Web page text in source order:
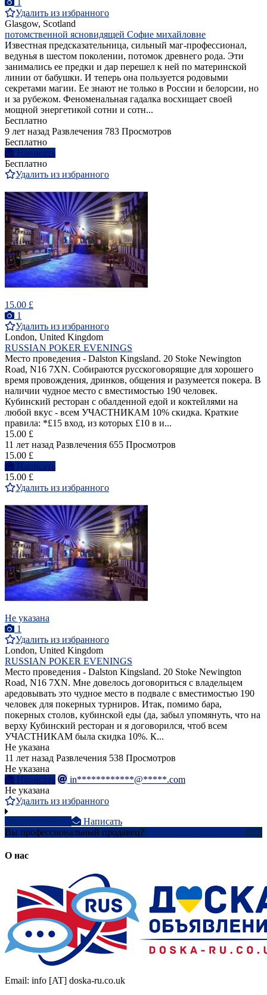
Удалить из избранного
Glasgow, Scotland
потомственной ясновидящей Софие михайловне
Известная предсказательница, сильный маг-профессионал,
ведунья в шестом поколении, потомок древнего рода. Эти
занимались ее предки и дар перешел к ней по материнской
линии от бабушки. И теперь она пользуется родовыми
секретами магии. Ее знают не только в России и белорсии, но
и за рубежом. Феноменальная гадалка восхищает своей
мощной энергетикой сотни и сотн...
Бесплатно
9 лет назад Развлечения 783 Просмотров
Бесплатно
Написать
Бесплатно
Удалить из избранного
15.00 £
1
Удалить из избранного
London, United Kingdom
RUSSIAN POKER EVENINGS
Место проведения - Dalston Kingsland. 20 Stoke Newington
Road, N16 7XN. Собираются русскоговорящие для хорошего
время провождения, дринков, общения и разумеется покера. В
наличии чудное место с вместимостью 190 чeловек.
Кубинский ресторан с обалденной едой и коктейлями на
любой вкус - всем УЧАСТНИКАМ 10% скидка. Краткие
правила: *£15 вход, из которых £10 в и...
15.00 £
11 лет назад Развлечения 655 Просмотров
15.00 £
Написать
15.00 £
Удалить из избранного
Не указана
1
Удалить из избранного
London, United Kingdom
RUSSIAN POKER EVENINGS
Место проведения - Dalston Kingsland. 20 Stoke Newington
Road, N16 7XN. Мне довелось договориться с владельцем
аредовывать это чудное место в подвале с вместимостью 190
чeловек для покерных турниров. Итак, помимо бара,
покерных столов, кубинской еды (да, забыл упомянуть, что на
верху Кубинский ресторан и я договорился, чтоб всем
УЧАСТНИКАМ была скидка 10%. К...
Не указана
11 лет назад Развлечения 538 Просмотров
Не указана
Написать
in************@*****.com
Не указана
Удалить из избранного
Написать
Вы профессиональный продавец?
О нас
Email: info [AT] doska-ru.co.uk